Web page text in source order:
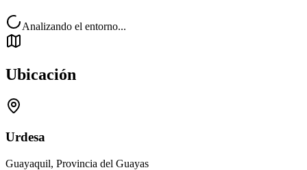
Analizando el entorno...
Ubicación
Urdesa
Guayaquil, Provincia del Guayas